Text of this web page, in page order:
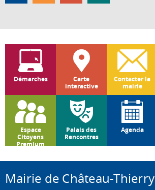
Démarches
Carte
interactive
Contacter la
mairie
Espace
Citoyens
Premium
Palais des
Rencontres
Agenda
Mairie de Château-Thierry